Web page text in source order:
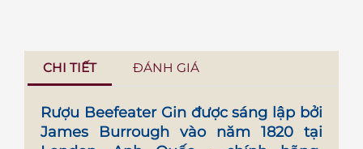
CHI TIẾT ĐÁNH GIÁ
Rượu Beefeater Ginđược sáng lập bởi
James Burrough vào năm 1820 tại